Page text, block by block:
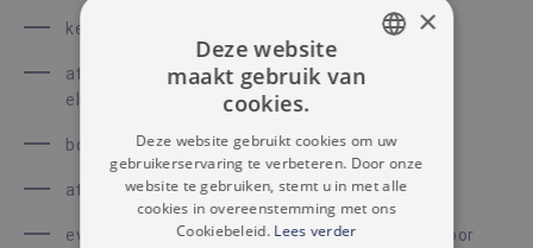
keuringsattest van de waterafvoer en riolering
attest van de keuring van de
elektriciteitsvoorzieningen
bodemattest
attest over het overstromingsrisico
eventuele andere verslagen die specifiek zijn voor
×
Deze website
maakt gebruik van
cookies.
Deze website gebruikt cookies om uw
gebruikerservaring te verbeteren. Door onze
website te gebruiken, stemt u in met alle
cookies in overeenstemming met ons
Cookiebeleid. Lees verder